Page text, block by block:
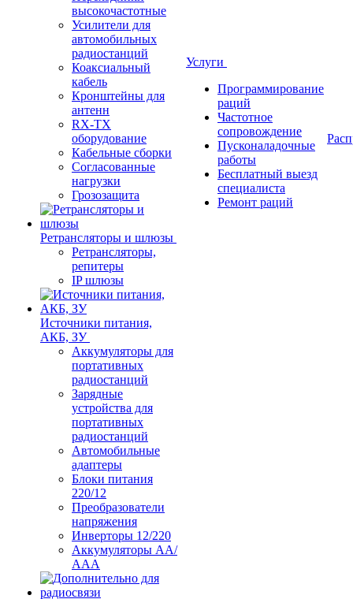
высокочастотные
Усилители для
автомобильных
радиостанций
Коаксиальный
кабель
Кронштейны для
антенн
RX-TX
оборудование
Кабельные сборки
Согласованные
нагрузки
Грозозащита
Ретрансляторы и шлюзы
Ретрансляторы,
репитеры
IP шлюзы
Источники питания,
АКБ, ЗУ
Аккумуляторы для
портативных
радиостанций
Зарядные
устройства для
портативных
радиостанций
Автомобильные
адаптеры
Блоки питания
220/12
Преобразователи
напряжения
Инверторы 12/220
Аккумуляторы АА/
ААА
Услуги
Программирование
раций
Частотное
сопровождение
Пусконаладочные
работы
Бесплатный выезд
специалиста
Ремонт раций